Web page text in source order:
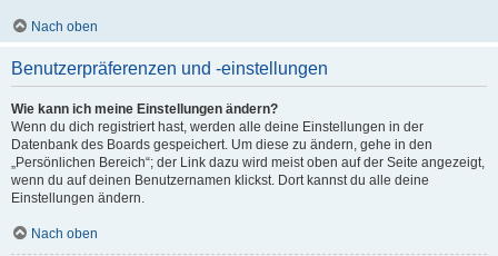
Nach oben
Benutzerpräferenzen und -einstellungen
Wie kann ich meine Einstellungen ändern?
Wenn du dich registriert hast, werden alle deine Einstellungen in der
Datenbank des Boards gespeichert. Um diese zu ändern, gehe in den
„Persönlichen Bereich“; der Link dazu wird meist oben auf der Seite angezeigt,
wenn du auf deinen Benutzernamen klickst. Dort kannst du alle deine
Einstellungen ändern.
Nach oben